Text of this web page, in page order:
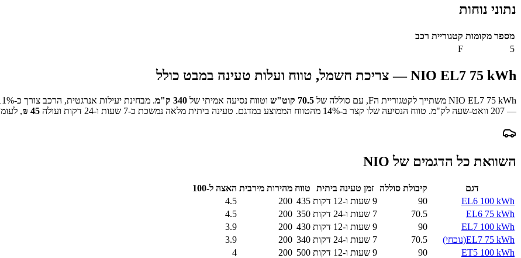
נתוני נוחות
מספר מקומות קטגוריית רכב
5
F
NIO EL7 75 kWh— צריכת חשמל, טווח ועלות טעינה במבט כולל
NIO EL7 75 kWh משתייך לקטגוריית הF, עם סוללה של 70.5 קוט"ש וטווח נסיעה אמיתי של 340 ק"מ. מבחינת יעילות אנרגטית, הרכב צורך כ-
—
207 וואט-שעה לק"מ. טווח הנסיעה שלו קצר ב- 14% מהטווח הממוצע במדגם. טעינה ביתית מלאה נמשכת כ-7 שעות ו-24 דקות ועולה 45
₪
,
השוואת כל הדגמים של NIO
דגם קיבולת סוללה זמן טעינה ביתית טווח מהירות מירבית האצה ל-100
EL6 100 kWh
90 9 שעות ו-12 דקות 435
200
4.5
EL6 75 kWh
70.5 7 שעות ו-24 דקות 350
200
4.5
EL7 100 kWh
90 9 שעות ו-12 דקות 430
200
3.9
EL7 75 kWh(נוכחי) 70.5 7 שעות ו-24 דקות 340
200
3.9
ET5 100 kWh
90 9 שעות ו-12 דקות 500
200
4